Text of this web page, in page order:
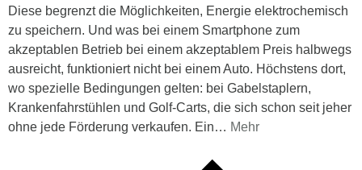
Diese begrenzt die Möglichkeiten, Energie elektrochemisch
zu speichern. Und was bei einem Smartphone zum
akzeptablen Betrieb bei einem akzeptablem Preis halbwegs
ausreicht, funktioniert nicht bei einem Auto. Höchstens dort,
wo spezielle Bedingungen gelten: bei Gabelstaplern,
Krankenfahrstühlen und Golf-Carts, die sich schon seit jeher
ohne jede Förderung verkaufen. Ein… Mehr